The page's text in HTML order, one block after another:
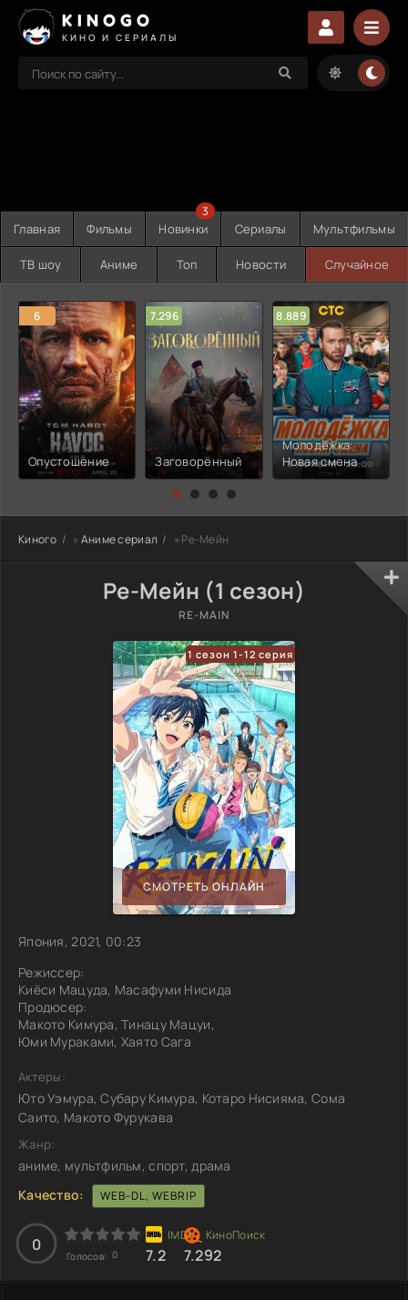
KINOGO
КИНО И СЕРИАЛЫ
Главная Фильмы Новинки
3
Сериалы Мультфильмы
ТВ шоу Аниме Топ Новости Случайное
6
Опустошение
7.296
Заговорённый
8.889
Молодёжка:
Новая смена
Киного » Аниме сериал » Ре-Мейн
Ре-Мейн (1 сезон)
RE-MAIN
1 сезон 1-12 серия
СМОТРЕТЬ ОНЛАЙН
Япония, 2021, 00:23
Режиссер:
Киёси Мацуда, Масафуми Нисида
Продюсер:
Макото Кимура, Тинацу Мацуи,
Юми Мураками, Хаято Сага
Актеры:
Юто Уэмура, Субару Кимура, Котаро Нисияма, Сома
Саито, Макото Фурукава
Жанр:
аниме, мультфильм, спорт, драма
Качество:
WEB-DL, WEBRIP
0
Голосов: 0 7.2 7.292